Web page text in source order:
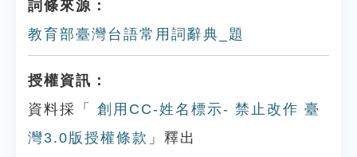
詞條來源：
教育部臺灣台語常用詞辭典_題
授權資訊：
資料採「
創用CC-姓名標示- 禁止改作 臺
灣3.0版授權條款 」釋出